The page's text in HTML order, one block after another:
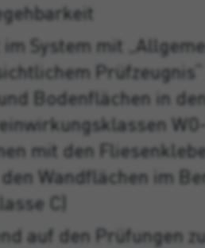
System mit
Bodenflächen in
mit den
Wandflächen im
C)
auf den Prüfungen